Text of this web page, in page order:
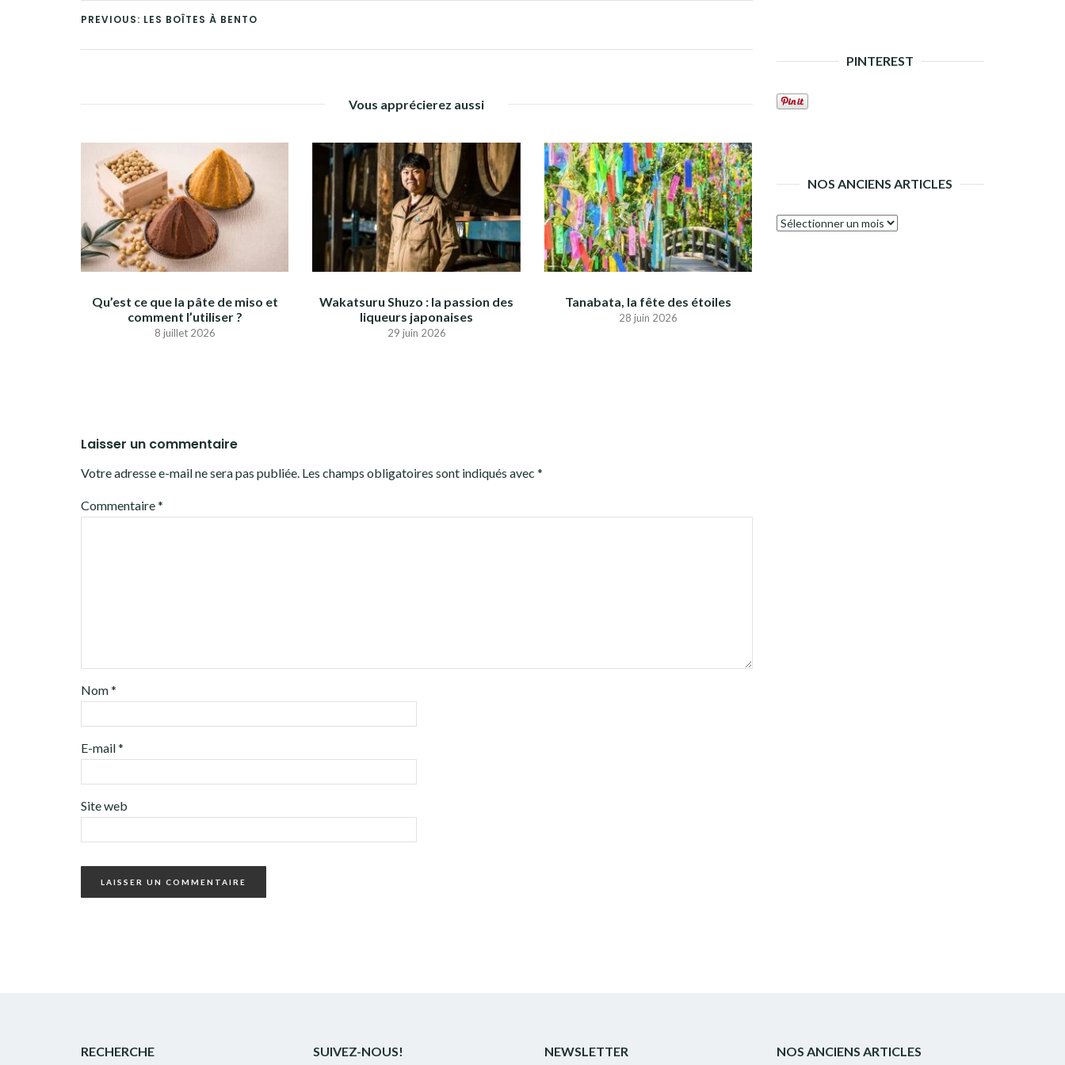
PREVIOUS: LES BOÎTES À BENTO
Vous apprécierez aussi
Qu’est ce que la pâte de miso et
comment l’utiliser ?
8 juillet 2026
Wakatsuru Shuzo : la passion des
liqueurs japonaises
29 juin 2026
Tanabata, la fête des étoiles
28 juin 2026
Laisser un commentaire
Votre adresse e-mail ne sera pas publiée. Les champs obligatoires sont indiqués avec *
Commentaire*
Nom*
E-mail*
Site web
PINTEREST
NOS ANCIENS ARTICLES
Nos
RECHERCHE SUIVEZ-NOUS! NEWSLETTER NOS ANCIENS ARTICLES